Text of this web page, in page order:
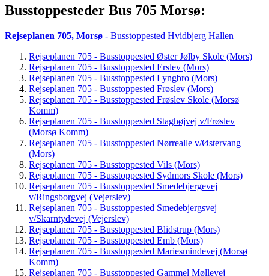
Busstoppesteder Bus 705 Morsø:
Rejseplanen 705, Morsø - Busstoppested Hvidbjerg Hallen
Rejseplanen 705 - Busstoppested Øster Jølby Skole (Mors)
Rejseplanen 705 - Busstoppested Erslev (Mors)
Rejseplanen 705 - Busstoppested Lyngbro (Mors)
Rejseplanen 705 - Busstoppested Frøslev (Mors)
Rejseplanen 705 - Busstoppested Frøslev Skole (Morsø
Komm)
Rejseplanen 705 - Busstoppested Staghøjvej v/Frøslev
(Morsø Komm)
Rejseplanen 705 - Busstoppested Nørrealle v/Østervang
(Mors)
Rejseplanen 705 - Busstoppested Vils (Mors)
Rejseplanen 705 - Busstoppested Sydmors Skole (Mors)
Rejseplanen 705 - Busstoppested Smedebjergevej
v/Ringsborgvej (Vejerslev)
Rejseplanen 705 - Busstoppested Smedebjergsvej
v/Skarntydevej (Vejerslev)
Rejseplanen 705 - Busstoppested Blidstrup (Mors)
Rejseplanen 705 - Busstoppested Emb (Mors)
Rejseplanen 705 - Busstoppested Mariesmindevej (Morsø
Komm)
Rejseplanen 705 - Busstoppested Gammel Møllevej